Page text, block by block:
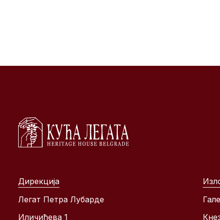
Дирекција
Легат Петра Лубарде
Иличићева 1